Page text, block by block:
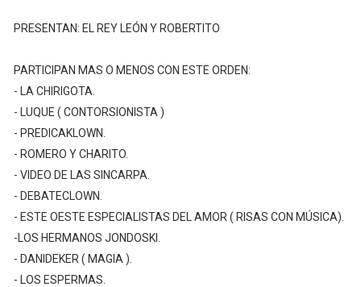
PRESENTAN: EL REY LEÓN Y ROBERTITO
PARTICIPAN MAS O MENOS CON ESTE ORDEN:
- LA CHIRIGOTA.
- LUQUE ( CONTORSIONISTA )
- PREDICAKLOWN.
- ROMERO Y CHARITO.
- VIDEO DE LAS SINCARPA.
- DEBATECLOWN.
- ESTE OESTE ESPECIALISTAS DEL AMOR ( RISAS CON MÚSICA).
-LOS HERMANOS JONDOSKI.
- DANIDEKER ( MAGIA ).
- LOS ESPERMAS.